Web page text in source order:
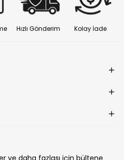
Hızlı Gönderim Kolay İade